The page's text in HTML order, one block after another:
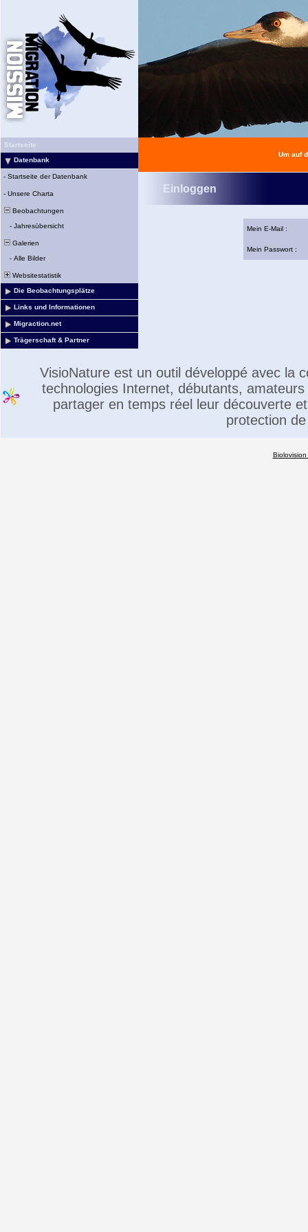
Startseite
Datenbank
- Startseite der Datenbank
- Unsere Charta
Beobachtungen
- Jahresübersicht
Galerien
- Alle Bilder
Websitestatistik
Die Beobachtungsplätze
Links und Informationen
Migraction.net
Trägerschaft & Partner
Um auf
Einloggen
Mein E-Mail :
Mein Passwort :
VisioNature est un outil développé avec la
technologies Internet, débutants,
partager en temps réel leur découverte
protection
Biolovision